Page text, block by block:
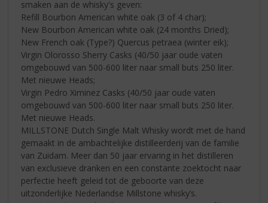
smaken aan de whisky's geven:
Refill Bourbon American white oak (3 of 4 char);
New Bourbon American white oak (24 months Dried);
New French oak (Type?) Quercus petraea (winter eik);
Virgin Olorosso Sherry Casks (40/50 jaar oude vaten
omgebouwd van 500-600 liter naar small buts 250 liter.
Met nieuwe Heads;
Virgin Pedro Ximinez Casks (40/50 jaar oude vaten
omgebouwd van 500-600 liter naar small buts 250 liter.
Met nieuwe Heads.
MILLSTONE Dutch Single Malt Whisky wordt met de hand
gemaakt in de ambachtelijke distilleerderij van de familie
van Zuidam. Meer dan 50 jaar ervaring in het distilleren
van exclusieve dranken en een constante zoektocht naar
perfectie heeft geleid tot de geboorte van deze
uitzonderlijke Nederlandse Millstone whisky’s.